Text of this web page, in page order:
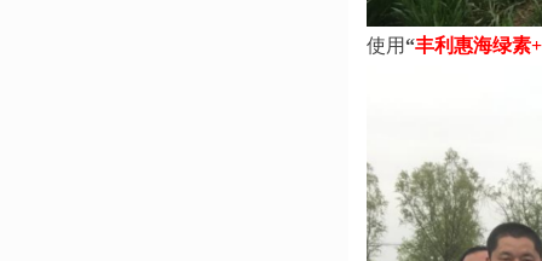
使用“丰利惠海绿素